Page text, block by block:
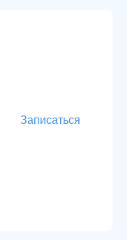
Записаться